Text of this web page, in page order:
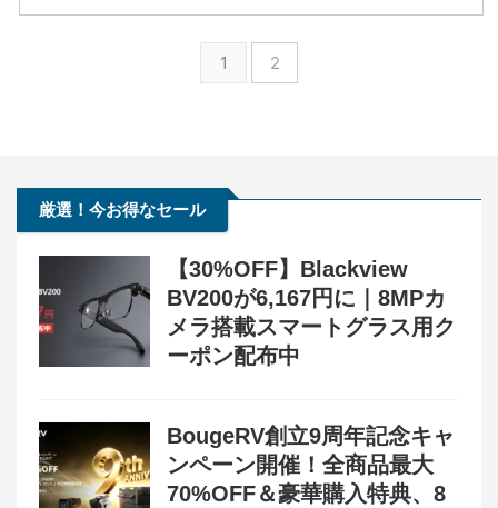
1 2
厳選！今お得なセール
【30%OFF】Blackview
BV200が6,167円に｜8MPカ
メラ搭載スマートグラス用ク
ーポン配布中
BougeRV創立9周年記念キャ
ンペーン開催！全商品最大
70%OFF＆豪華購入特典、8